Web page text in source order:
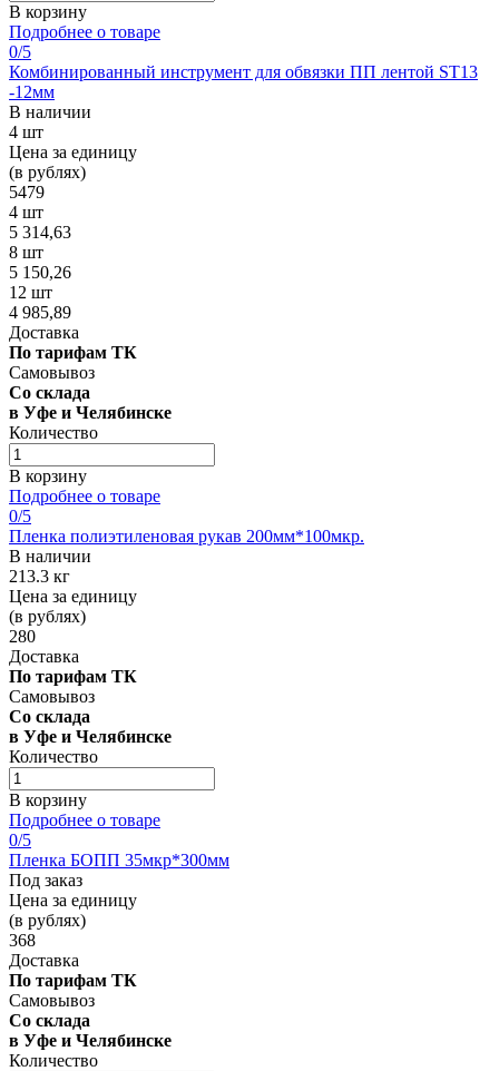
В корзину
Подробнее о товаре
0/5
Комбинированный инструмент для обвязки ПП лентой ST13
-12мм
В наличии
4 шт
Цена за единицу
(в рублях)
5479
4 шт
5 314,63
8 шт
5 150,26
12 шт
4 985,89
Доставка
По тарифам ТК
Самовывоз
Со склада
в Уфе и Челябинске
Количество
В корзину
Подробнее о товаре
0/5
Пленка полиэтиленовая рукав 200мм*100мкр.
В наличии
213.3 кг
Цена за единицу
(в рублях)
280
Доставка
По тарифам ТК
Самовывоз
Со склада
в Уфе и Челябинске
Количество
В корзину
Подробнее о товаре
0/5
Пленка БОПП 35мкр*300мм
Под заказ
Цена за единицу
(в рублях)
368
Доставка
По тарифам ТК
Самовывоз
Со склада
в Уфе и Челябинске
Количество